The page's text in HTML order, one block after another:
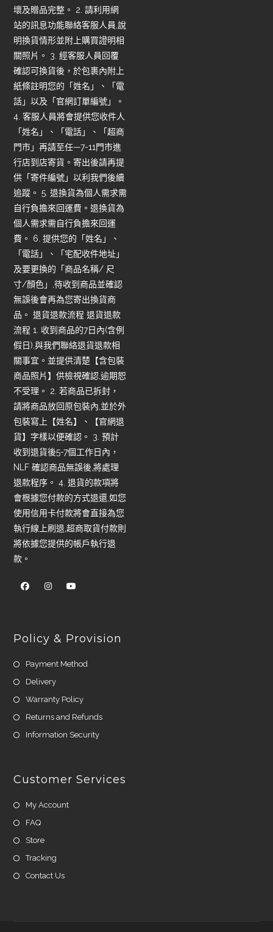
壞及贈品完整。 2. 請利用網
站的訊息功能聯絡客服人員,說
明換貨情形並附上購買證明相
關照片。 3. 經客服人員回覆
確認可換貨後，於包裹內附上
紙條註明您的「姓名」、「電
話」以及「官網訂單編號」。
4. 客服人員將會提供您收件人
「姓名」、「電話」、「超商
門市」再請至任—7-11門市進
行店到店寄貨。寄出後請再提
供「寄件編號」以利我們後續
追蹤。 5. 退換貨為個人需求需
自行負擔來回運費。退換貨為
個人需求需自行負擔來回運
費。 6. 提供您的「姓名」、
「電話」、「宅配收件地址」
及要更換的「商品名稱/ 尺
寸/顏色」,待收到商品並確認
無誤後會再為您寄出換貨商
品。 退貨退款流程 退貨退款
流程 1. 收到商品的7日內(含例
假日),與我們聯絡退貨退款相
關事宜。並提供清楚【含包裝
商品照片】供檢視確認,逾期恕
不受理。 2. 若商品已拆封，
請將商品放回原包裝內,並於外
包裝寫上【姓名】、【官網退
貨】字樣以便確認。 3. 預計
收到退貨後5-7個工作日內，
NLF 確認商品無誤後,將處理
退款程序。 4. 退貨的款項將
會根據您付款的方式退還,如您
使用信用卡付款將會直接為您
執行線上刷退,超商取貨付款則
將依據您提供的帳戶執行退
款。
Policy & Provision
Payment Method
Delivery
Warranty Policy
Returns and Refunds
Information Security
Customer Services
My Account
FAQ
Store
Tracking
Contact Us